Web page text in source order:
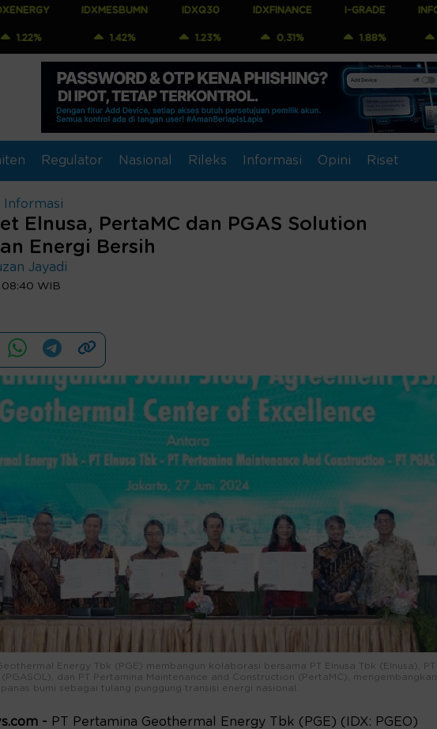
IDXMESBUMN IDXQ30
1.23%
IDXFINANCE
0.31%
I-GRADE
1.88%
INFOBANK15
0.99%
Regulator Nasional Rileks Informasi Opini Riset
Informasi
Elnusa, PertaMC dan PGAS Solution
Energi Bersih
Jayadi
WIB
Energy Tbk (PGE) membangun kolaborasi bersama PT Elnusa Tbk (Elnusa), PT
dan PT Pertamina Maintenance and Construction (PertaMC), mengembangkan
bumi sebagai tulang punggung transisi energi nasional.
- PT Pertamina Geothermal Energy Tbk (PGE) (IDX: PGEO)